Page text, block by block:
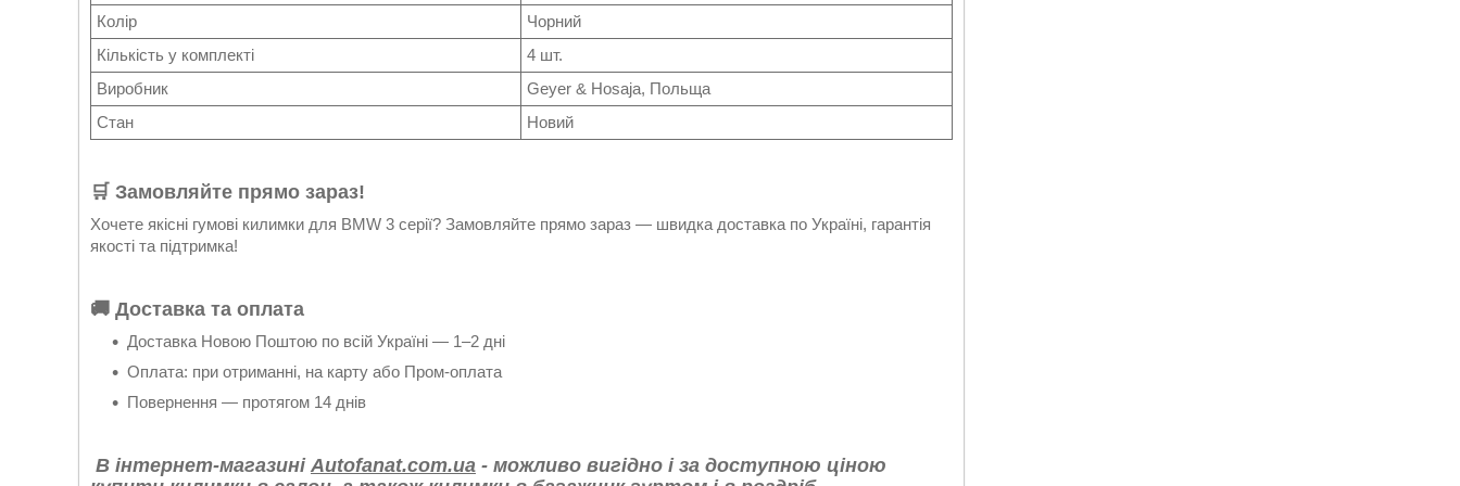
Колір
Чорний
Кількість у комплекті
4 шт.
Виробник
Geyer & Hosaja, Польща
Стан
Новий
🛒 Замовляйте прямо зараз!
Хочете якісні гумові килимки для BMW 3 серії? Замовляйте прямо зараз — швидка доставка по Україні, гарантія
якості та підтримка!
🚚 Доставка та оплата
Доставка Новою Поштою по всій Україні — 1–2 дні
Оплата: при отриманні, на карту або Пром-оплата
Повернення — протягом 14 днів
В інтернет-магазині Autofanat.com.ua - можливо вигідно і за доступною ціною